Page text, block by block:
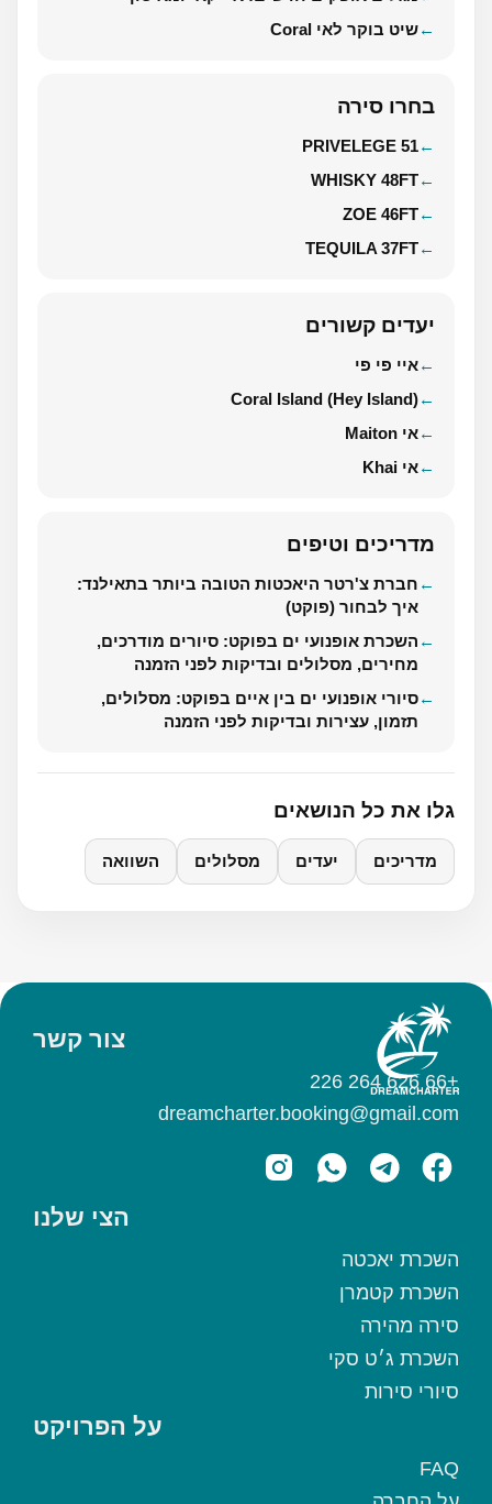
שיט בוקר לאי Coral
בחרו סירה
PRIVELEGE 51
WHISKY 48FT
ZOE 46FT
TEQUILA 37FT
יעדים קשורים
איי פי פי
Coral Island (Hey Island)
אי Maiton
אי Khai
מדריכים וטיפים
חברת צ'רטר היאכטות הטובה ביותר בתאילנד:
איך לבחור (פוקט)
השכרת אופנועי ים בפוקט: סיורים מודרכים,
מחירים, מסלולים ובדיקות לפני הזמנה
סיורי אופנועי ים בין איים בפוקט: מסלולים,
תזמון, עצירות ובדיקות לפני הזמנה
גלו את כל הנושאים
מדריכים יעדים מסלולים השוואה
הצי שלנו
השכרת יאכטה
השכרת קטמרן
סירה מהירה
השכרת ג׳ט סקי
סיורי סירות
על הפרויקט
FAQ
צור קשר
+66 626 264 226
dreamcharter.booking@gmail.com